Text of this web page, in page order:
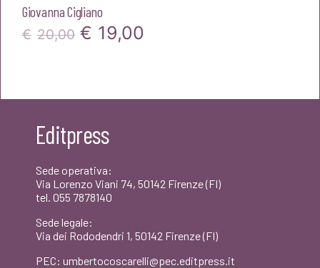
Giovanna Cigliano
€ 20,00 Il
€20,00.
€ 19,00
Editpress
Sede operativa:
Via Lorenzo Viani 74, 50142 Firenze (FI)
tel. 055 7878140
Sede legale:
Via dei Rododendri 1, 50142 Firenze (FI)
PEC: umbertocoscarelli@pec.editpress.it